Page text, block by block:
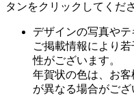
タンをクリックしてくだ
デザインの写真やテ
ご掲載情報により
性がございます。
年賀状の色は、お
が異なる場合がござ